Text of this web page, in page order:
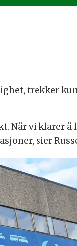
trekker
Når vi klarer å
sier